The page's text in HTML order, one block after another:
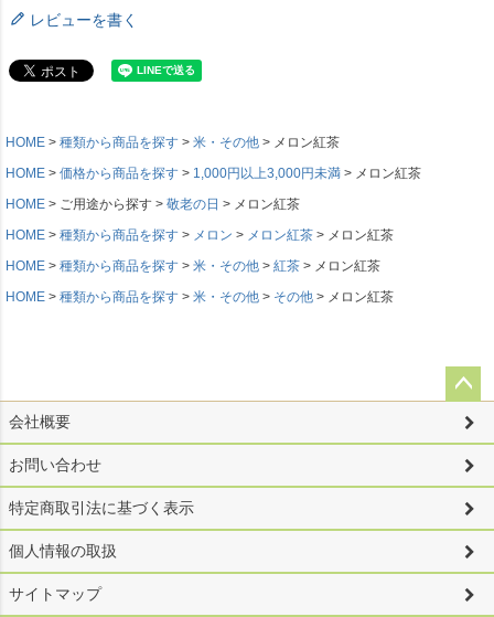
レビューを書く
HOME 種類から商品を探す 米・その他
メロン紅茶
HOME
価格から商品を探す 1,000円以上3,000円未満
メロン紅茶
HOME
ご用途から探す 敬老の日
メロン紅茶
HOME
種類から商品を探す メロン メロン紅茶
メロン紅茶
HOME
種類から商品を探す 米・その他 紅茶
メロン紅茶
HOME
種類から商品を探す 米・その他 その他 メロン紅茶
ペー
ップ
へ
会社概要
お問い合わせ
特定商取引法に基づく表示
個人情報の取扱
サイトマップ